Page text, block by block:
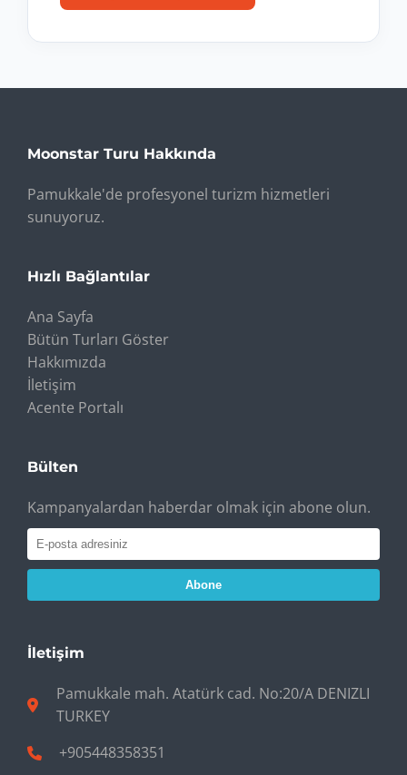
Moonstar Turu Hakkında
Pamukkale'de profesyonel turizm hizmetleri
sunuyoruz.
Hızlı Bağlantılar
Ana Sayfa
Bütün Turları Göster
Hakkımızda
İletişim
Acente Portalı
Bülten
Kampanyalardan haberdar olmak için abone olun.
Abone
İletişim
Pamukkale mah. Atatürk cad. No:20/A DENIZLI
TURKEY
+905448358351